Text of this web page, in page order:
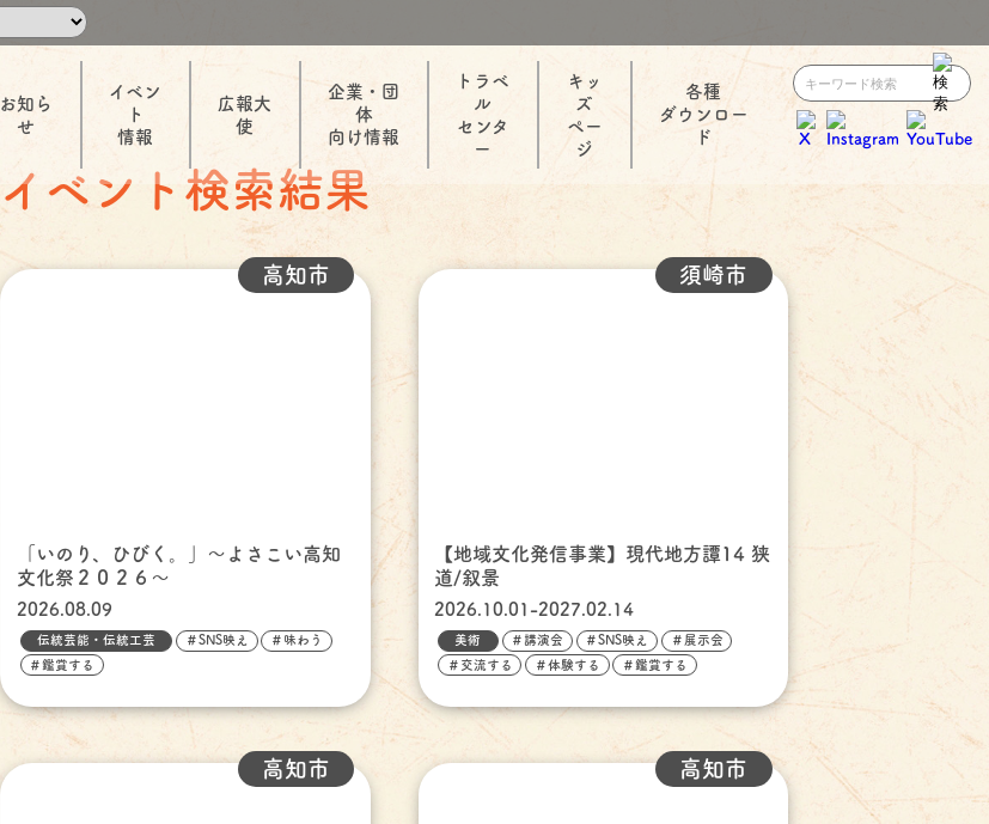
お知ら
せ
イベン
ト
情報
広報大
使
企業・団
体
向け情報
トラベ
ル
センタ
ー
キッ
ズ
ペー
ジ
各種
ダウンロー
ド
イベント検索結果
「いのり、ひびく。」～よさこい高知
文化祭２０２６～
高知市
2026.08.09
伝統芸能・伝統工芸 ＃SNS映え ＃味わう
＃鑑賞する
【地域文化発信事業】現代地方譚14 狭
道/叙景
須崎市
2026.10.01-2027.02.14
美術 ＃講演会 ＃SNS映え ＃展示会
＃交流する ＃体験する ＃鑑賞する
高知市 高知市